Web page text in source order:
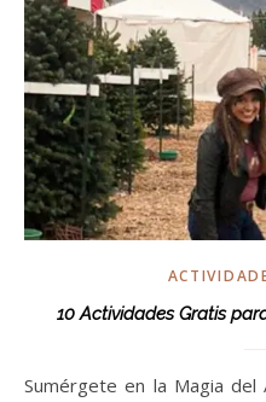
10 Actividades Gratis
Sumérgete en la Magia del Adviento Católico: Actividades